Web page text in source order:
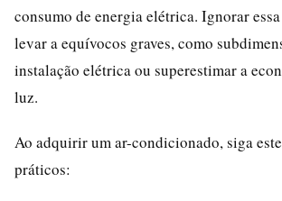
consumo de energia elétrica. Ignorar
levar a equívocos graves, como
instalação elétrica ou superestimar a
luz.
Ao adquirir um ar-condicionado, siga
práticos: